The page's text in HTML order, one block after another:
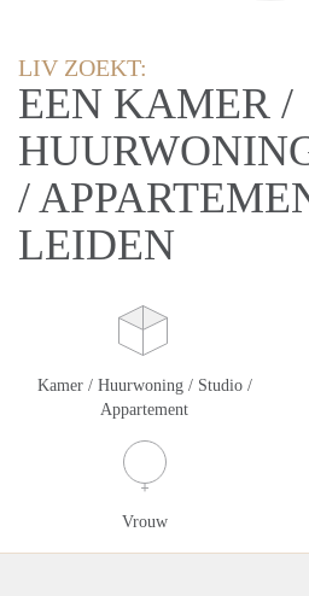
LIV ZOEKT:
EEN KAMER /
/
LEIDEN
Kamer / Huurwoning / Studio /
Appartement
Vrouw